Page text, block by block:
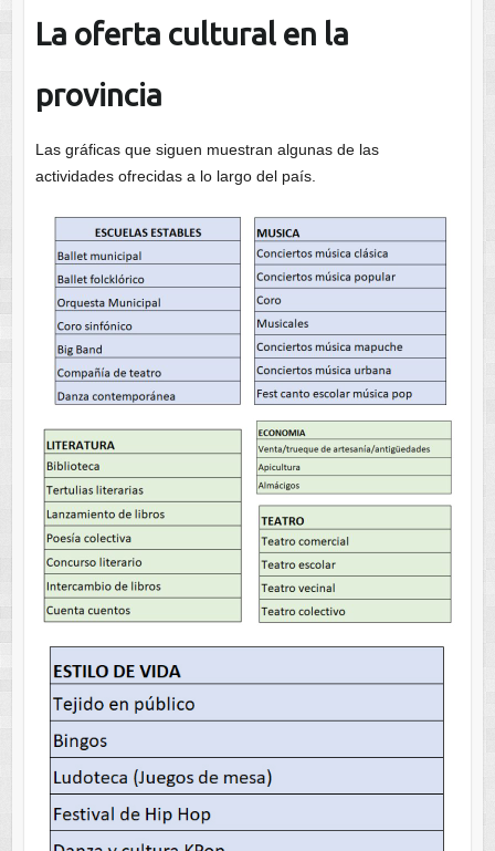
La oferta cultural en la
provincia
Las gráficas que siguen muestran algunas de las
actividades ofrecidas a lo largo del país.